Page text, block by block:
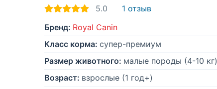
5.0
1 отзыв
Бренд: Royal Canin
Класс корма: супер-премиум
Размер животного: малые породы (4-10 кг)
Возраст: взрослые (1 год+)